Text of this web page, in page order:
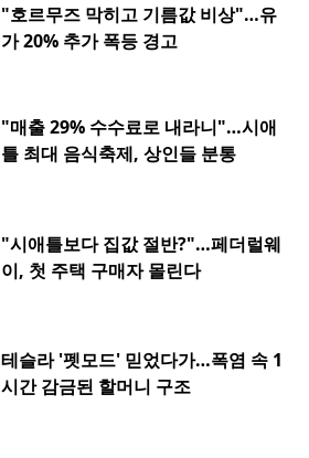
"호르무즈 막히고 기름값 비상"…유
가 20% 추가 폭등 경고
"매출 29% 수수료로 내라니"…시애
틀 최대 음식축제, 상인들 분통
"시애틀보다 집값 절반?"…페더럴웨
이, 첫 주택 구매자 몰린다
테슬라 '펫모드' 믿었다가…폭염 속 1
시간 감금된 할머니 구조